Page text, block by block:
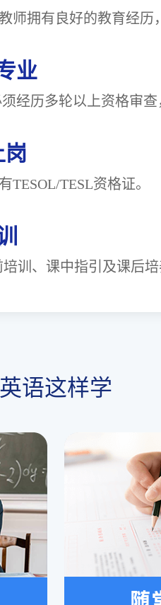
师拥有良好的教育经
业
须经历多轮以上资格
岗
持有TESOL/
训、课中指引及课后培
英语这样学